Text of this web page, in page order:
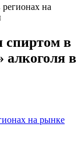
на
спиртом в
алкоголя в